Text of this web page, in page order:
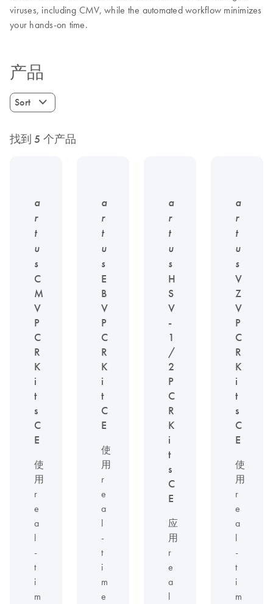
viruses, including CMV, while the automated workflow minimizes
your hands-on time.
产品
Sort
找到 5 个产品
a
r
t
u
s
C
M
V
P
C
R
K
i
t
s
C
E
使
用
r
e
a
l
-
t
i
m
a
r
t
u
s
E
B
V
P
C
R
K
i
t
C
E
使
用
r
e
a
l
-
t
i
m
e
a
r
t
u
s
H
S
V
-
1
/
2
P
C
R
K
i
t
s
C
E
应
用
r
e
a
l
a
r
t
u
s
V
Z
V
P
C
R
K
i
t
s
C
E
使
用
r
e
a
l
-
t
i
m